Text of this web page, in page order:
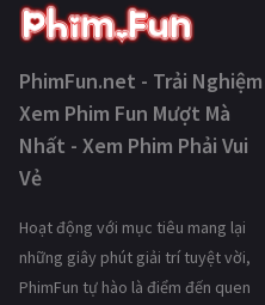
PhimFun.net - Trải Nghiệm
Xem Phim Fun Mượt Mà
Nhất - Xem Phim Phải Vui
Vẻ
Hoạt động với mục tiêu mang lại
những giây phút giải trí tuyệt vời,
PhimFun tự hào là điểm đến quen